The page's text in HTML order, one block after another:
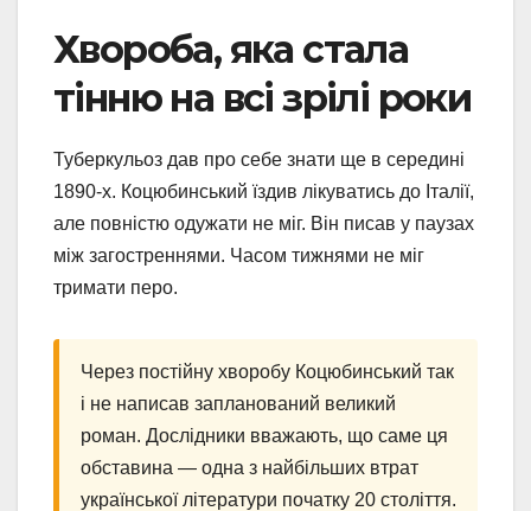
Хвороба, яка стала
тінню на всі зрілі роки
Туберкульоз дав про себе знати ще в середині
1890-х. Коцюбинський їздив лікуватись до Італії,
але повністю одужати не міг. Він писав у паузах
між загостреннями. Часом тижнями не міг
тримати перо.
Через постійну хворобу Коцюбинський так
і не написав запланований великий
роман. Дослідники вважають, що саме ця
обставина — одна з найбільших втрат
української літератури початку 20 століття.